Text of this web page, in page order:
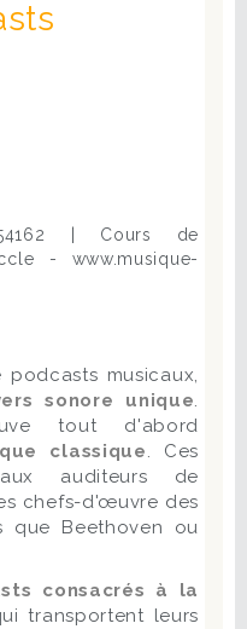
musicaux,
sonore unique.
tout d'abord
classique. Ces
auditeurs de
chefs-d'œuvre des
que Beethoven ou
consacrés à la
transportent leurs